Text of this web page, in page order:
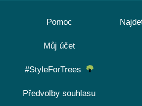
Pomoc
Můj účet
#StyleForTrees
Předvolby souhlasu